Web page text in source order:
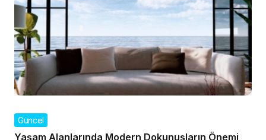
Güncel
Yaşam Alanlarında Modern Dokunuşların Önemi